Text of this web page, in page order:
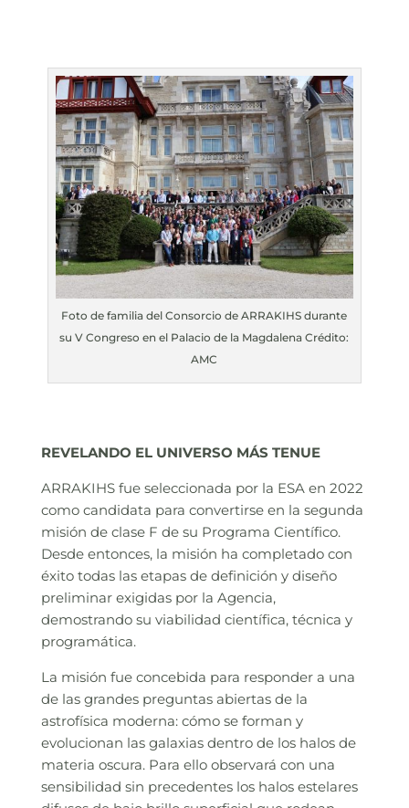
Foto de familia del Consorcio de ARRAKIHS durante
su V Congreso en el Palacio de la Magdalena Crédito:
AMC
REVELANDO EL UNIVERSO MÁS TENUE
ARRAKIHS fue seleccionada por la ESA en 2022
como candidata para convertirse en la segunda
misión de clase F de su Programa Científico.
Desde entonces, la misión ha completado con
éxito todas las etapas de definición y diseño
preliminar exigidas por la Agencia,
demostrando su viabilidad científica, técnica y
programática.
La misión fue concebida para responder a una
de las grandes preguntas abiertas de la
astrofísica moderna: cómo se forman y
evolucionan las galaxias dentro de los halos de
materia oscura. Para ello observará con una
sensibilidad sin precedentes los halos estelares